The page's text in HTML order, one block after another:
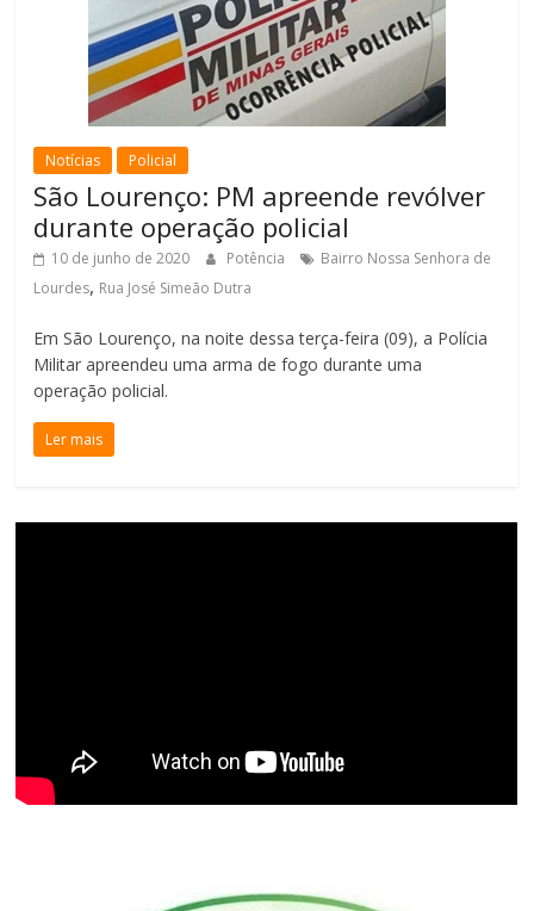
Notícias Policial
São Lourenço: PM apreende revólver
durante operação policial
10 de junho de 2020 Potência
Bairro Nossa Senhora de
Lourdes, Rua José Simeão Dutra
Em São Lourenço, na noite dessa terça-feira (09), a Polícia
Militar apreendeu uma arma de fogo durante uma
operação policial.
Ler mais